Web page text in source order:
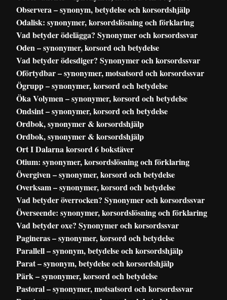
Observera – synonym, betydelse och korsordshjälp
Odalisk: synonymer, korsordslösning och förklaring
Vad betyder ödelägga? Synonymer och korsordssvar
Oden – synonymer, korsord och betydelse
Vad betyder ödesdiger? Synonymer och korsordssvar
Oförtydbar – synonymer, motsatsord och korsordssvar
Ögrupp – synonymer, korsord och betydelse
Öka Volymen – synonymer, korsord och betydelse
Ondsint – synonymer, korsord och betydelse
Ordbok, synonymer & korsordshjälp
Ordbok, synonymer & korsordshjälp
Ort I Dalarna korsord 6 bokstäver
Otium: synonymer, korsordslösning och förklaring
Övergiven – synonymer, korsord och betydelse
Overksam – synonymer, korsord och betydelse
Vad betyder överrocken? Synonymer och korsordssvar
Överseende: synonymer, korsordslösning och förklaring
Vad betyder oxe? Synonymer och korsordssvar
Pagineras – synonymer, korsord och betydelse
Parallell – synonym, betydelse och korsordshjälp
Parat – synonym, betydelse och korsordshjälp
Pärk – synonymer, korsord och betydelse
Pastoral – synonymer, motsatsord och korsordssvar